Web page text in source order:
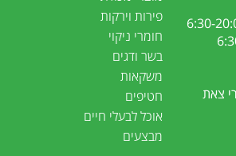
השעות 6:30-
צאת
פירות וירקות
חומרי ניקוי
בשר ודגים
משקאות
חטיפים
אוכל לבעלי חיים
מבצעים